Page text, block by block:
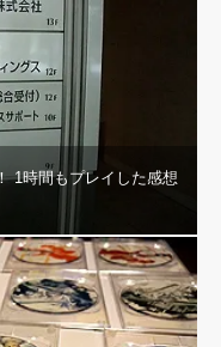
1時間もプレイした感想